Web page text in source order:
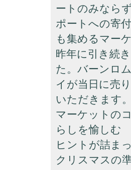
ートのみなら
ポートへの寄付
も集めるマー
昨年に引き続
た。バーンロ
イが当日に売
いただきます
マーケットの
らしを愉しむ
ヒントが詰ま
クリスマスの